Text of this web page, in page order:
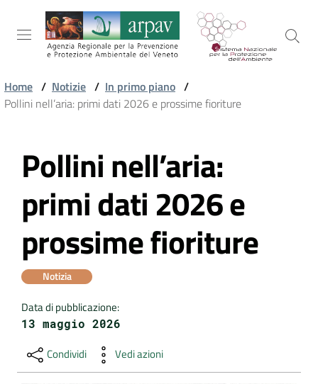
Salta al contenuto
Salta alla navigazione
Salta al footer
TEMI
TERRITORIO
DATI
AMBIENTALI
Home / Notizie / In primo piano /
Pollini nell’aria: primi dati 2026 e prossime fioriture
Vai al contenuto
Pollini nell’aria:
primi dati 2026 e
prossime fioriture
Notizia
Data di pubblicazione:
13 maggio 2026
Condividi Vedi azioni